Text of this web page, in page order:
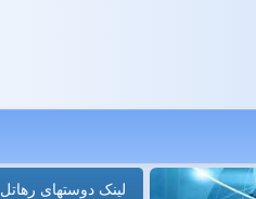
لینک دوستهای رهاتل